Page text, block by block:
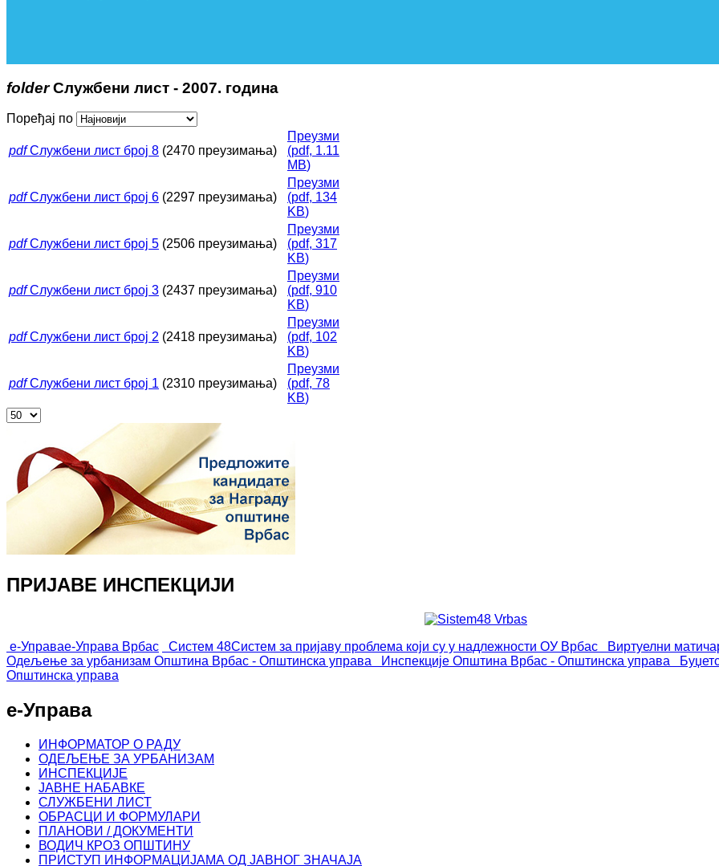
folder Службени лист - 2007. година
Поређај по
pdf Службени лист број 8 (2470 преузимања)
Преузми
(pdf, 1.11
MB)
pdf Службени лист број 6 (2297 преузимања)
Преузми
(pdf, 134
KB)
pdf Службени лист број 5 (2506 преузимања)
Преузми
(pdf, 317
KB)
pdf Службени лист број 3 (2437 преузимања)
Преузми
(pdf, 910
KB)
pdf Службени лист број 2 (2418 преузимања)
Преузми
(pdf, 102
KB)
pdf Службени лист број 1 (2310 преузимања)
Преузми
(pdf, 78
KB)
ПРИЈАВЕ ИНСПЕКЦИЈИ
е-Управае-Управа Врбас Систем 48Систем за пријаву проблема који су у надлежности ОУ Врбас Виртуелни
Одељење за урбанизам Општина Врбас - Општинска управа Инспекције Општина Врбас - Општинска управа
Општинска управа
е-Управа
ИНФОРМАТОР О РАДУ
ОДЕЉЕЊЕ ЗА УРБАНИЗАМ
ИНСПЕКЦИЈЕ
ЈАВНЕ НАБАВКЕ
СЛУЖБЕНИ ЛИСТ
ОБРАСЦИ И ФОРМУЛАРИ
ПЛАНОВИ / ДОКУМЕНТИ
ВОДИЧ КРОЗ ОПШТИНУ
ПРИСТУП ИНФОРМАЦИЈАМА ОД ЈАВНОГ ЗНАЧАЈА